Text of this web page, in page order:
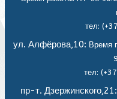
тел:
ул. Алфёрова,10: Время
тел:
пр-т. Дзержинского,21: